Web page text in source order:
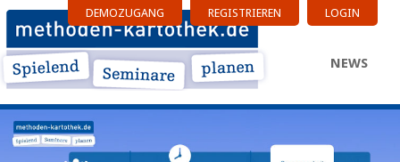
DEMOZUGANG REGISTRIEREN LOGIN
NEWS